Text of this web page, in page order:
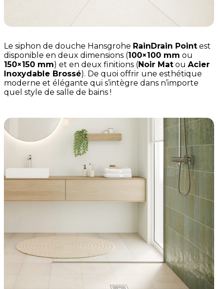
Le siphon de douche Hansgrohe RainDrain Point est
disponible en deux dimensions (100×100 mm ou
150×150 mm) et en deux finitions (Noir Mat ou Acier
Inoxydable Brossé). De quoi offrir une esthétique
moderne et élégante qui s’intègre dans n’importe
quel style de salle de bains !